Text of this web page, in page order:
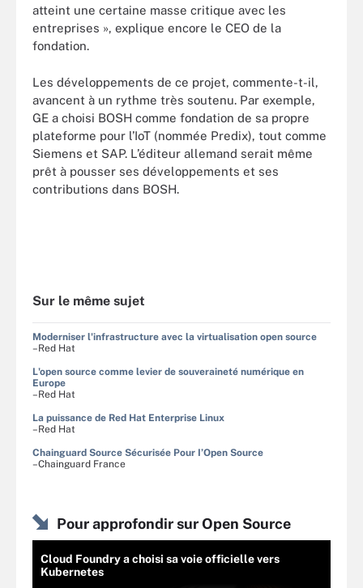
atteint une certaine masse critique avec les
entreprises », explique encore le CEO de la
fondation.
Les développements de ce projet, commente-t-il,
avancent à un rythme très soutenu. Par exemple,
GE a choisi BOSH comme fondation de sa propre
plateforme pour l’IoT (nommée Predix), tout comme
Siemens et SAP. L’éditeur allemand serait même
prêt à pousser ses développements et ses
contributions dans BOSH.
Sur le même sujet
Moderniser l'infrastructure avec la virtualisation open source
–Red Hat
L'open source comme levier de souveraineté numérique en
Europe
–Red Hat
La puissance de Red Hat Enterprise Linux
–Red Hat
Chainguard Source Sécurisée Pour I’Open Source
–Chainguard France
Pour approfondir sur Open Source
Cloud Foundry a choisi sa voie officielle vers
Kubernetes